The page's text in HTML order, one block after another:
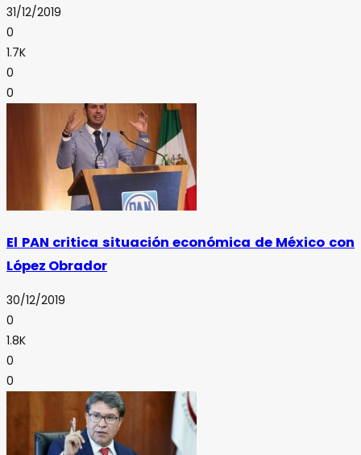
31/12/2019
0
1.7K
0
0
El PAN critica situación económica de México con
López Obrador
30/12/2019
0
1.8K
0
0